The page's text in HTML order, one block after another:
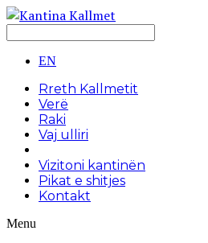
EN
Rreth Kallmetit
Verë
Raki
Vaj ulliri
Vizitoni kantinën
Pikat e shitjes
Kontakt
Menu